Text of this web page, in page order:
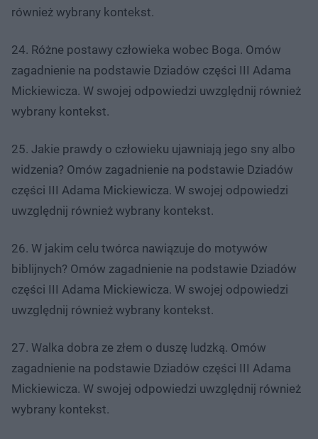
również wybrany kontekst.
24. Różne postawy człowieka wobec Boga. Omów
zagadnienie na podstawie Dziadów części III Adama
Mickiewicza. W swojej odpowiedzi uwzględnij również
wybrany kontekst.
25. Jakie prawdy o człowieku ujawniają jego sny albo
widzenia? Omów zagadnienie na podstawie Dziadów
części III Adama Mickiewicza. W swojej odpowiedzi
uwzględnij również wybrany kontekst.
26. W jakim celu twórca nawiązuje do motywów
biblijnych? Omów zagadnienie na podstawie Dziadów
części III Adama Mickiewicza. W swojej odpowiedzi
uwzględnij również wybrany kontekst.
27. Walka dobra ze złem o duszę ludzką. Omów
zagadnienie na podstawie Dziadów części III Adama
Mickiewicza. W swojej odpowiedzi uwzględnij również
wybrany kontekst.